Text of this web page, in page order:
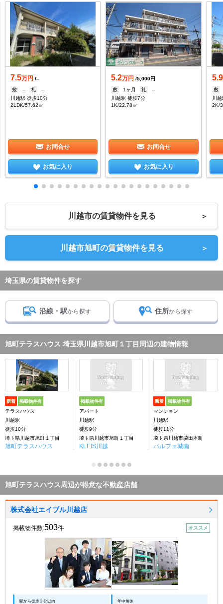
7.5万円 /--
敷
-- 礼
--
川越駅 徒歩10分
2LDK/57.62㎡
お問合せ
お気に入り
5.2万円 /5,000円
敷
1ヶ月 礼
--
川越駅 徒歩7分
1K/22.78㎡
お問合せ
お気に入り
5.9
敷
川
2K/
川越市の賃貸物件を見る ＞
川越市旭町の賃貸物件を見る ＞
埼玉県の賃貸物件を探す
沿線・駅から探す 住所から探す
旭町テラスハウス 埼玉県川越市旭町１丁目周辺の建物情報
新着 掲載物件有
テラスハウス
川越駅
徒歩10分
埼玉県川越市旭町１丁目
旭町テラスハウス
掲載物件有
アパート
川越駅
徒歩9分
埼玉県川越市旭町１丁目
KLEIS川越
新着 掲載物件有
マンション
川越駅
徒歩11分
埼玉県川越市脇田本町
パルフェ城南
旭町テラスハウス周辺が得意な不動産店舗
株式会社エイブル川越店
掲載物件数:503件 オススメ
駅から徒歩３分以内 年中無休